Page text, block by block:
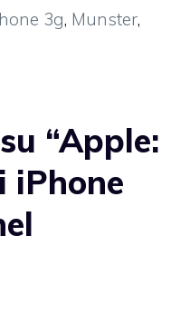
3g, Munster,
“Apple:
iPhone